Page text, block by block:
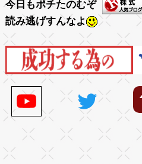
今日もポチたのむぞ
読み逃げすんなよ